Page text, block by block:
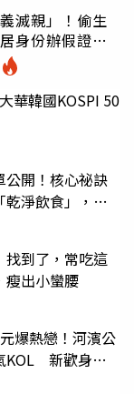
滅親」！偷生
身份辦假證落
華韓國KOSPI 50
公開！核心祕訣
淨飲食」，親
找到了，常吃這
瘦出小蠻腰
爆熱戀！河濱公
KOL 新歡身份